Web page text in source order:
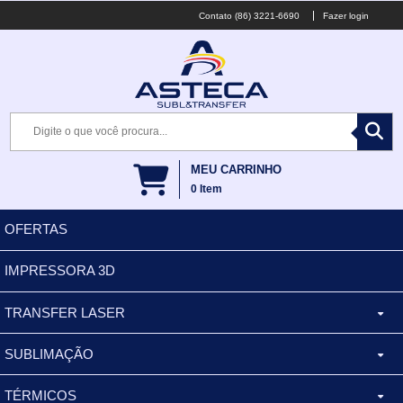
(86) 3221-6690 Fazer login
MEU CARRINHO
0 Item
OFERTAS
IMPRESSORA 3D
TRANSFER LASER
CANECA ALUMINIO
BALDES
SUBLIMAÇÃO
XÍCARA
TÉRMICOS